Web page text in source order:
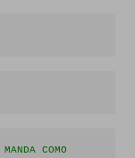
COMO